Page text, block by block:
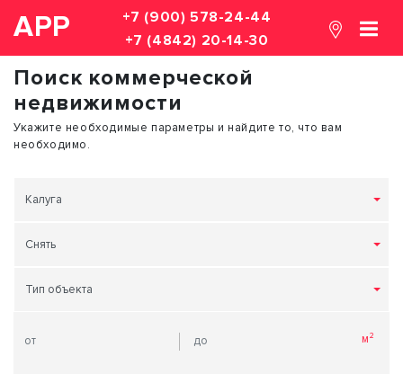
АРР
+7 (900) 578-24-44
+7 (4842) 20-14-30
Поиск коммерческой
недвижимости
Укажите необходимые параметры и найдите то, что вам
необходимо.
Калуга
Снять
Тип объекта